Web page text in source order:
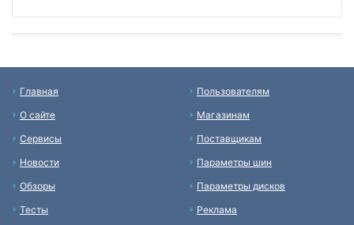
Главная
О сайте
Сервисы
Новости
Обзоры
Тесты
Пользователям
Магазинам
Поставщикам
Параметры шин
Параметры дисков
Реклама